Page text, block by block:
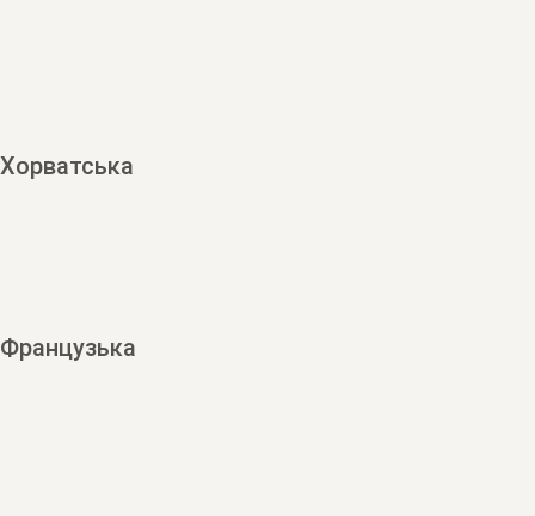
Хорватська
Французька